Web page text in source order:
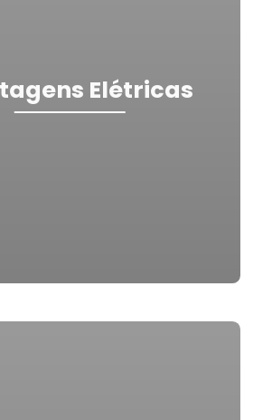
Elétricas